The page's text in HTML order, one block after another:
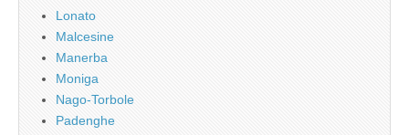
Lonato
Malcesine
Manerba
Moniga
Nago-Torbole
Padenghe